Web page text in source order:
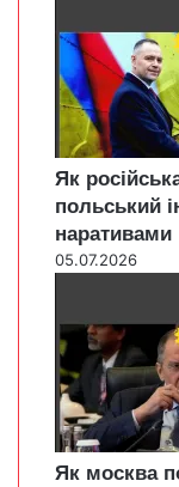
Як
польський
наративами
05.07.2026
Як москва